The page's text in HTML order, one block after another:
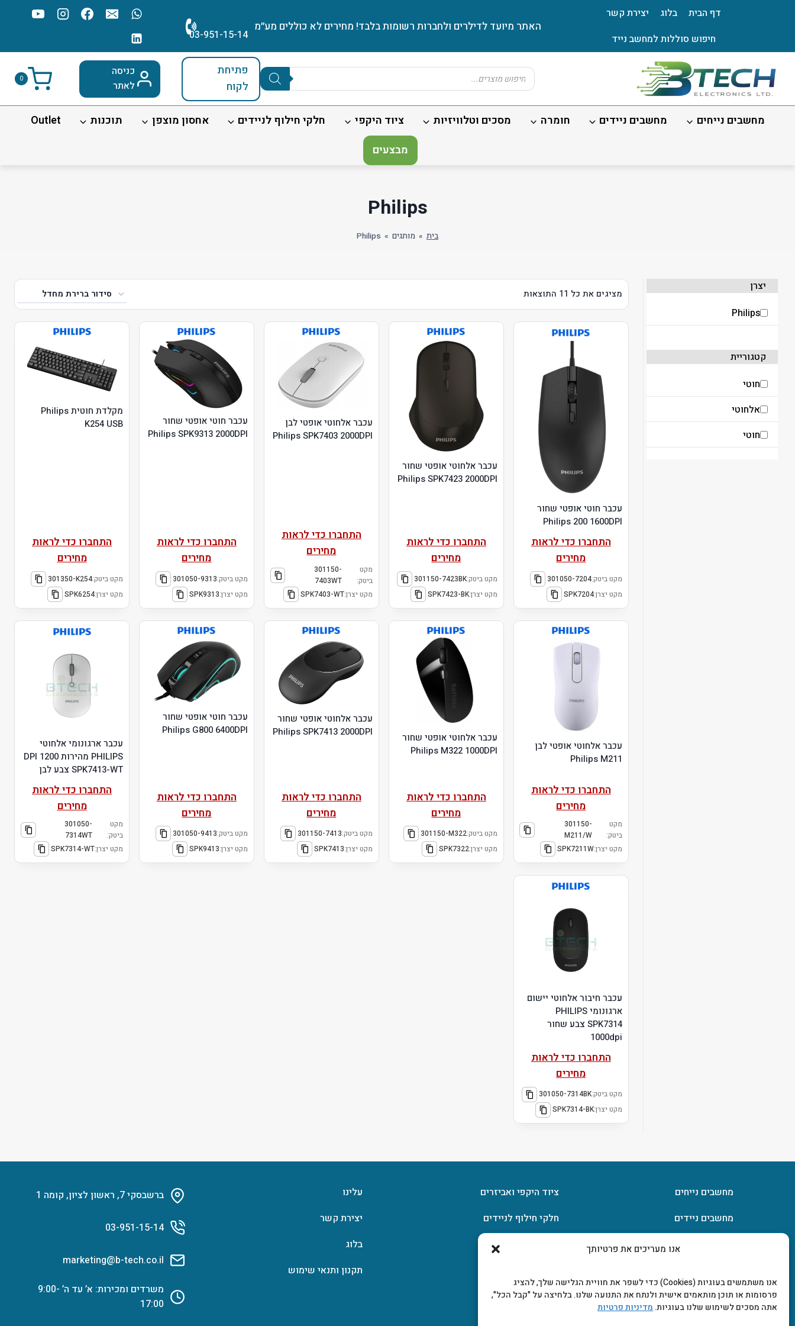
אנו מעריכים את פרטיותך
אנו משתמשים בעוגיות (Cookies) כדי לשפר את חוויית הגלישה שלך, להציג
פרסומות או תוכן מותאמים אישית ולנתח את התנועה שלנו. בלחיצה על "קבל הכל",
אתה מסכים לשימוש שלנו בעוגיות.מדיניות פרטיות
דף הבית בלוג
יצירת קשר
חיפוש סוללות למחשב נייד
האתר מיועד לדילרים ולחברות רשומות בלבד! מחירים לא כוללים מע׳׳מ
03-951-15-14
Products
search
פתיחת
לקוח
כניסה
לאתר
0
מחשבים נייחים מחשבים ניידים חומרה מסכים וטלוויזיות ציוד היקפי חלקי חילוף לניידים אחסון מוצפן תוכנות
Outlet
מבצעים
Philips
בית » מותגים »
Philips
מציגים את כל ⁦11⁩ התוצאות
עכבר חוטי אופטי שחור
Philips 200 1600DPI
התחברו כדי לראות
מחירים
מקט ביטק:301050-7204
מקט יצרן:SPK7204
עכבר אלחוטי אופטי שחור
Philips SPK7423 2000DPI
התחברו כדי לראות
מחירים
מקט ביטק:301150-7423BK
מקט יצרן:SPK7423-BK
עכבר אלחוטי אופטי לבן
Philips SPK7403 2000DPI
התחברו כדי לראות
מחירים
מקט
ביטק:
301150-
7403WT
מקט יצרן:SPK7403-WT
עכבר חוטי אופטי שחור
Philips SPK9313 2000DPI
התחברו כדי לראות
מחירים
מקט ביטק:301050-9313
מקט יצרן:SPK9313
מקלדת חוטית Philips
K254 USB
התחברו כדי לראות
מחירים
מקט ביטק:301350-K254
מקט יצרן:SPK6254
עכבר אלחוטי אופטי לבן
Philips M211
התחברו כדי לראות
מחירים
מקט
ביטק:
301150-
M211/W
מקט יצרן:SPK7211W
עכבר אלחוטי אופטי שחור
Philips M322 1000DPI
התחברו כדי לראות
מחירים
מקט ביטק:301150-M322
מקט יצרן:SPK7322
עכבר אלחוטי אופטי שחור
Philips SPK7413 2000DPI
התחברו כדי לראות
מחירים
מקט ביטק:301150-7413
מקט יצרן:SPK7413
עכבר חוטי אופטי שחור
Philips G800 6400DPI
התחברו כדי לראות
מחירים
מקט ביטק:301050-9413
מקט יצרן:SPK9413
עכבר ארגונומי אלחוטי
PHILIPS מהירות DPI 1200
SPK7413-WT צבע לבן
התחברו כדי לראות
מחירים
מקט
ביטק:
301050-
7314WT
מקט יצרן:SPK7314-WT
עכבר חיבור אלחוטי יישום
ארגונומי PHILIPS
SPK7314 צבע שחור
1000dpi
התחברו כדי לראות
מחירים
מקט ביטק:301050-7314BK
מקט יצרן:SPK7314-BK
יצרן
Philips
קטגוריית
חוטי
אלחוטי
חוטי
מחשבים נייחים
מחשבים ניידים
ציוד היקפי ואביזרים
חלקי חילוף לניידים
עלינו
יצירת קשר
בלוג
תקנון ותנאי שימוש
ברשבסקי 7, ראשון לציון, קומה 1
03-951-15-14
marketing@b-tech.co.il
משרדים ומכירות: א’ עד ה’ 9:00-
17:00